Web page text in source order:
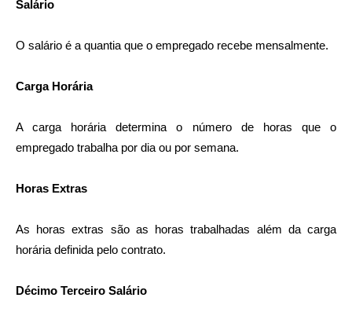
Salário
O salário é a quantia que o empregado recebe mensalmente.
Carga Horária
A carga horária determina o número de horas que o
empregado trabalha por dia ou por semana.
Horas Extras
As horas extras são as horas trabalhadas além da carga
horária definida pelo contrato.
Décimo Terceiro Salário